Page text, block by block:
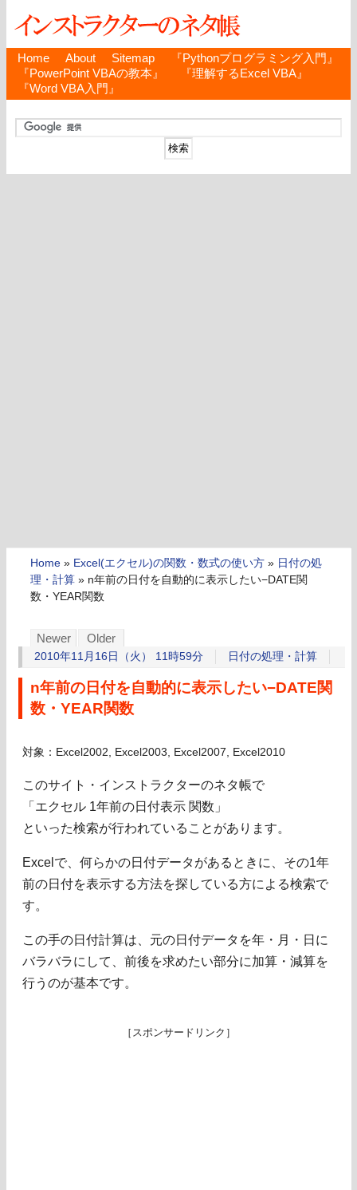
Home About Sitemap
『Pythonプログラミング入門』
『PowerPoint VBAの教本』
『理解するExcel VBA』
『Word VBA入門』
Home » Excel(エクセル)の関数・数式の使い方 » 日付の処
理・計算 » n年前の日付を自動的に表示したい−DATE関
数・YEAR関数
Newer Older
2010年11月16日（火） 11時59分 日付の処理・計算
n年前の日付を自動的に表示したい−DATE関
数・YEAR関数
対象：Excel2002, Excel2003, Excel2007, Excel2010
このサイト・インストラクターのネタ帳で
「エクセル 1年前の日付表示 関数」
といった検索が行われていることがあります。
Excelで、何らかの日付データがあるときに、その1年
前の日付を表示する方法を探している方による検索で
す。
この手の日付計算は、元の日付データを年・月・日に
バラバラにして、前後を求めたい部分に加算・減算を
行うのが基本です。
［スポンサードリンク］